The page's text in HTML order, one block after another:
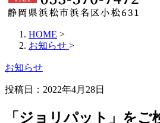
HOME >
お知らせ >
お知らせ
投稿日：2022年4月28日
「ジョリパット」をご